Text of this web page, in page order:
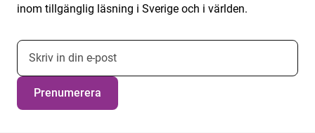
inom tillgänglig läsning i Sverige och i världen.
E-postadress nyhetsbrevsprenumeration
Prenumerera